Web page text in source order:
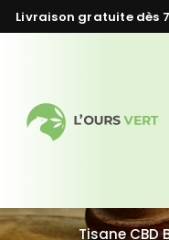
Livraison gratuite dès
Tisane CBD